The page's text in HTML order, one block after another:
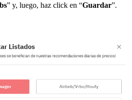
” y, luego, haz click en “Guardar”.